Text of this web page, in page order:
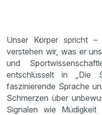
Unser Körper spricht
verstehen wir, was er
und
entschlüsselt in „Die
faszinierende Sprache
Schmerzen über
Signalen wie